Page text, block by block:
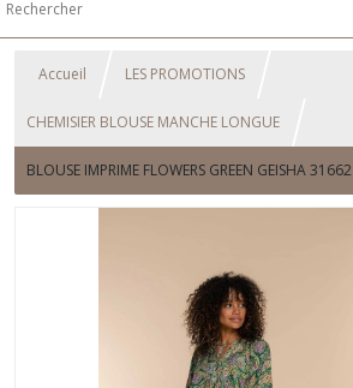
Accueil LES PROMOTIONS
CHEMISIER BLOUSE MANCHE LONGUE
BLOUSE IMPRIME FLOWERS GREEN GEISHA 31662